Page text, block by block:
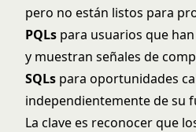
pero no están listos para
PQLs para usuarios que
y muestran señales de
SQLs para oportunidades
independientemente de su
La clave es reconocer que